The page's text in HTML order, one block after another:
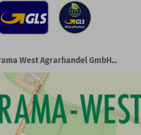
West Agrarhandel GmbH...